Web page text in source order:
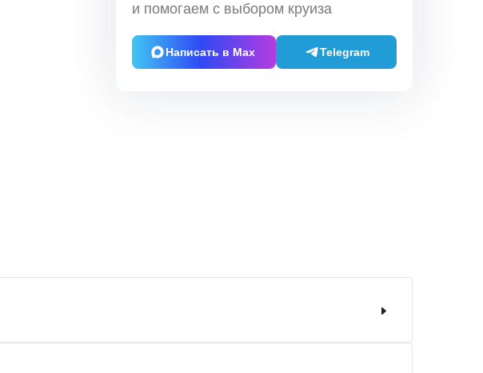
и помогаем с выбором круиза
Написать в Max Telegram